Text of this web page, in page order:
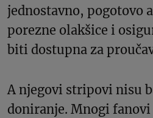
jednostavno, pogotovo
porezne olakšice i
biti dostupna za
A njegovi stripovi nisu
doniranje. Mnogi